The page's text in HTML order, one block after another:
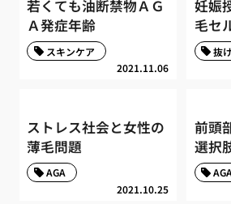
若くても油断禁物ＡＧ
Ａ発症年齢
2021.11.06
スキンケア
妊娠
毛セ
抜
ストレス社会と女性の
薄毛問題
2021.10.25
AGA
前頭
選択